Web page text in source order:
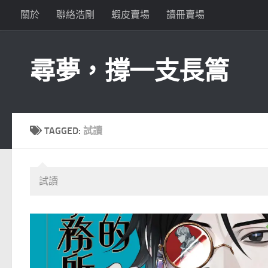
Skip to content
關於 聯絡浩剛 蝦皮賣場 讀冊賣場
尋夢，撐一支長篙
TAGGED: 試讀
試讀